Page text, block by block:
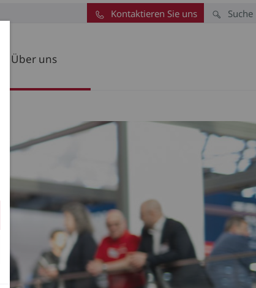
Über uns
Suche
Kontaktieren Sie uns